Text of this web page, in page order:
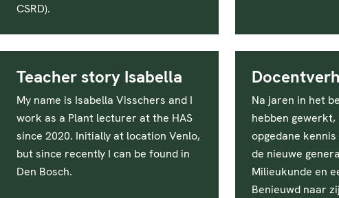
CSRD).
Teacher story Isabella
My name is Isabella Visschers and I
work as a Plant lecturer at the HAS
since 2020. Initially at location Venlo,
but since recently I can be found in
Den Bosch.
Na jaren in het
hebben gewerkt,
opgedane
de nieuwe
Milieukunde en
Benieuwd naar